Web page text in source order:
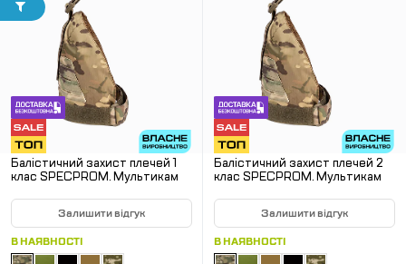
Балістичний захист плечей 1
клас SPECPROM. Мультикам
Залишити відгук
В НАЯВНОСТІ
Балістичний захист плечей 2
клас SPECPROM. Мультикам
Залишити відгук
В НАЯВНОСТІ